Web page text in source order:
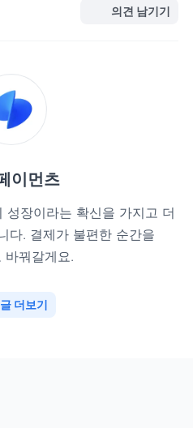
의견 남기기
이먼츠
성장이라는 확신을 가지고 더
다. 결제가 불편한 순간을
바꿔갈게요.
더보기